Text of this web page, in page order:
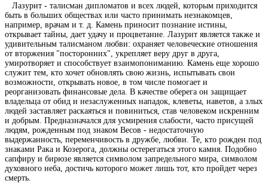
Лазурит - талисман дипломатов и всех людей, которым приходится
быть в больших обществах или часто принимать незнакомцев,
например, врачам и т. д. Камень приносит познание истины,
открывает тайны, дает удачу и процветание. Лазурит является также и
удивительным талисманом любви: охраняет человеческие отношения
от вторжения "посторонних", укрепляет веру друг в друга,
умиротворяет и способствует взаимопониманию. Камень еще хорошо
служит тем, кто хочет обновлять свою жизнь, испытывать свои
возможности, открывать новое, в том числе помогает и
реорганизовать финансовые дела. В качестве оберега он защищает
владельца от обид и незаслуженных нападок, клеветы, наветов, а злых
людей заставляет раскаяться и повиниться, став человеком искренним
и добрым. Предназначался для усмирения слабости, часто присущей
людям, рожденным под знаком Весов - недостаточную
выдержанность, переменчивость в дружбе, любви. Те, кто рожден под
знаками Рака и Козерога, должны остерегаться этого камня. Подобно
сапфиру и бирюзе является символом запредельного мира, символом
духовного неба, достичь которого может лишь тот, кто пройдет через
смерть.